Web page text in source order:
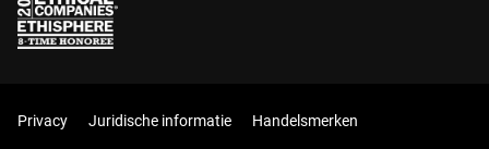
Privacy Juridische informatie Handelsmerken